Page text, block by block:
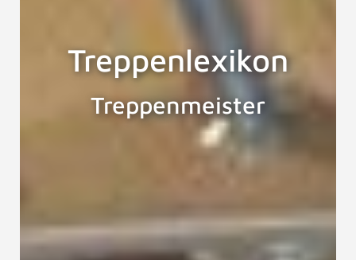
Treppenlexikon
Treppenmeister